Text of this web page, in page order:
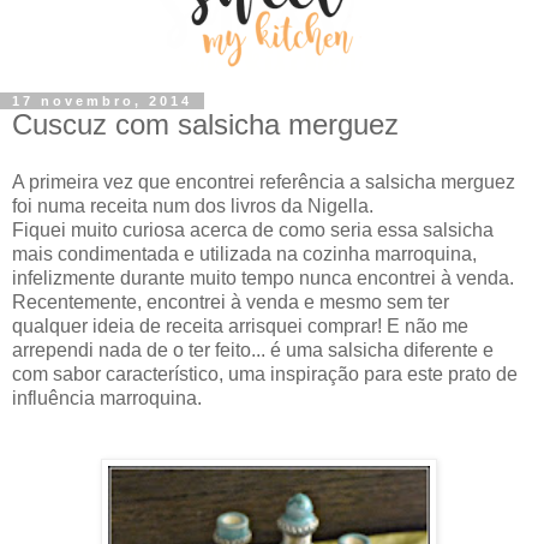
17 novembro, 2014
Cuscuz com salsicha merguez
A primeira vez que encontrei referência a salsicha merguez
foi numa receita num dos livros da Nigella.
Fiquei muito curiosa acerca de como seria essa salsicha
mais condimentada e utilizada na cozinha marroquina,
infelizmente durante muito tempo nunca encontrei à venda.
Recentemente, encontrei à venda e mesmo sem ter
qualquer ideia de receita arrisquei comprar! E não me
arrependi nada de o ter feito... é uma salsicha diferente e
com sabor característico, uma inspiração para este prato de
influência marroquina.